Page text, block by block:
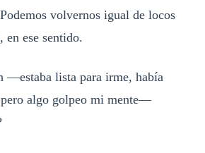
volvernos igual de locos
en ese sentido.
lista para irme, había
algo golpeo mi mente—